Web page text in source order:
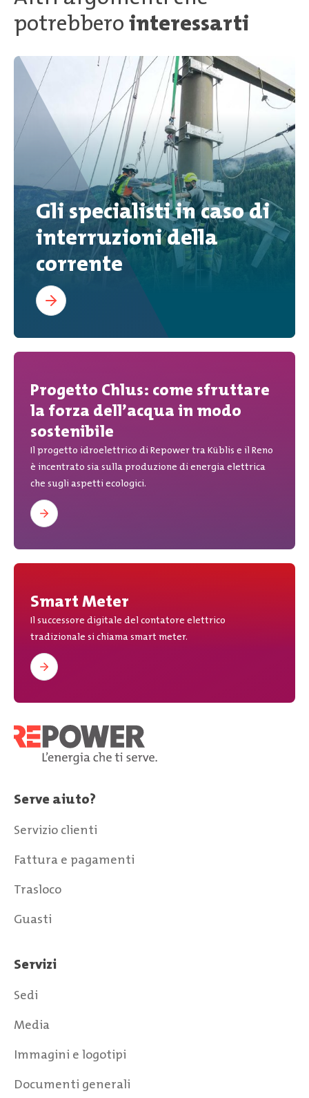
potrebberointeressarti
Gli specialisti in caso di
interruzioni della
corrente
Progetto Chlus: come sfruttare
la forza dell’acqua in modo
sostenibile
Il progetto idroelettrico di Repower tra Küblis e il Reno
è incentrato sia sulla produzione di energia elettrica
che sugli aspetti ecologici.
Smart Meter
Il successore digitale del contatore elettrico
tradizionale si chiama smart meter.
Serve aiuto?
Servizio clienti
Fattura e pagamenti
Trasloco
Guasti
Servizi
Sedi
Media
Immagini e logotipi
Documenti generali